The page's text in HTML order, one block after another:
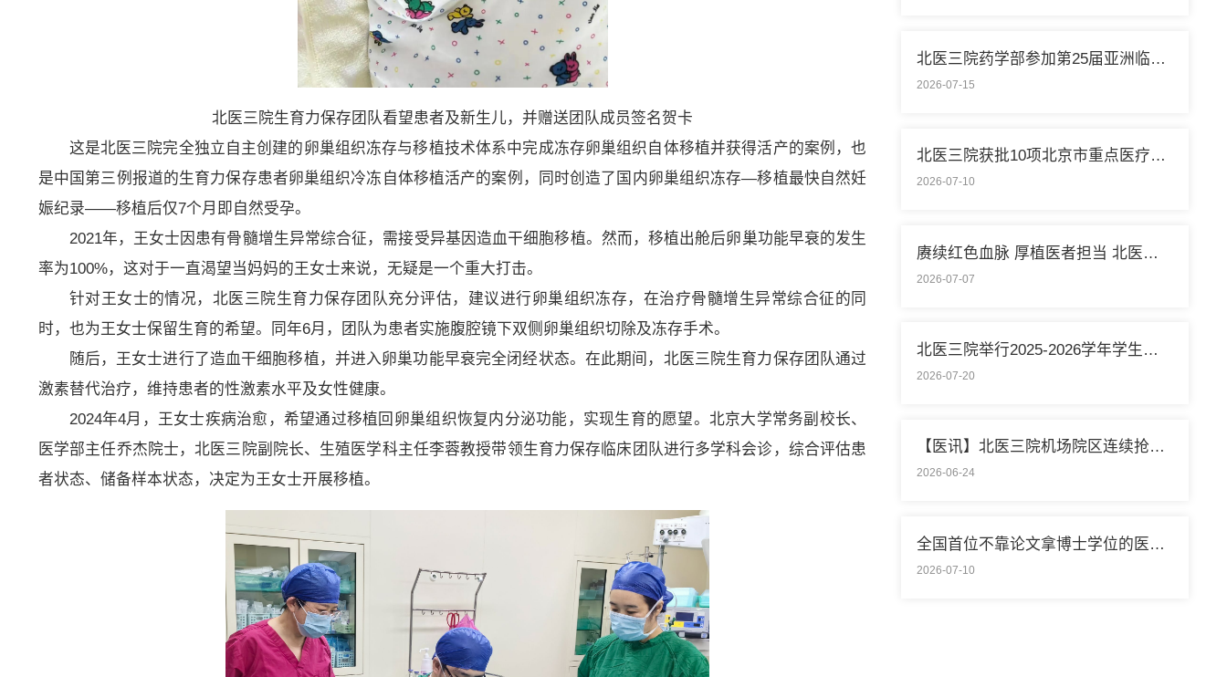
北医三院生育力保存团队看望患者及新生儿，并赠送团队成员签名贺卡
这是北医三院完全独立自主创建的卵巢组织冻存与移植技术体系中完成冻存卵巢组织自体移植并获得活产的案例，也
是中国第三例报道的生育力保存患者卵巢组织冷冻自体移植活产的案例，同时创造了国内卵巢组织冻存—移植最快自然妊
娠纪录——移植后仅7个月即自然受孕。
2021年，王女士因患有骨髓增生异常综合征，需接受异基因造血干细胞移植。然而，移植出舱后卵巢功能早衰的发生
率为100%，这对于一直渴望当妈妈的王女士来说，无疑是一个重大打击。
针对王女士的情况，北医三院生育力保存团队充分评估，建议进行卵巢组织冻存，在治疗骨髓增生异常综合征的同
时，也为王女士保留生育的希望。同年6月，团队为患者实施腹腔镜下双侧卵巢组织切除及冻存手术。
随后，王女士进行了造血干细胞移植，并进入卵巢功能早衰完全闭经状态。在此期间，北医三院生育力保存团队通过
激素替代治疗，维持患者的性激素水平及女性健康。
2024年4月，王女士疾病治愈，希望通过移植回卵巢组织恢复内分泌功能，实现生育的愿望。北京大学常务副校长、
医学部主任乔杰院士，北医三院副院长、生殖医学科主任李蓉教授带领生育力保存临床团队进行多学科会诊，综合评估患
者状态、储备样本状态，决定为王女士开展移植。
北医三院药学部参加第25届亚洲临床药学大会
2026-07-15
北医三院获批10项北京市重点医疗技术临床应用培训基地
2026-07-10
赓续红色血脉 厚植医者担当 北医三院开展庆祝中国共产党成立105周年系列活动
2026-07-07
北医三院举行2025-2026学年学生暑期社会实践启动仪式
2026-07-20
【医讯】北医三院机场院区连续抢救两名致死性肺栓塞外籍旅客
2026-06-24
全国首位不靠论文拿博士学位的医学领域研究生通过答辩
2026-07-10